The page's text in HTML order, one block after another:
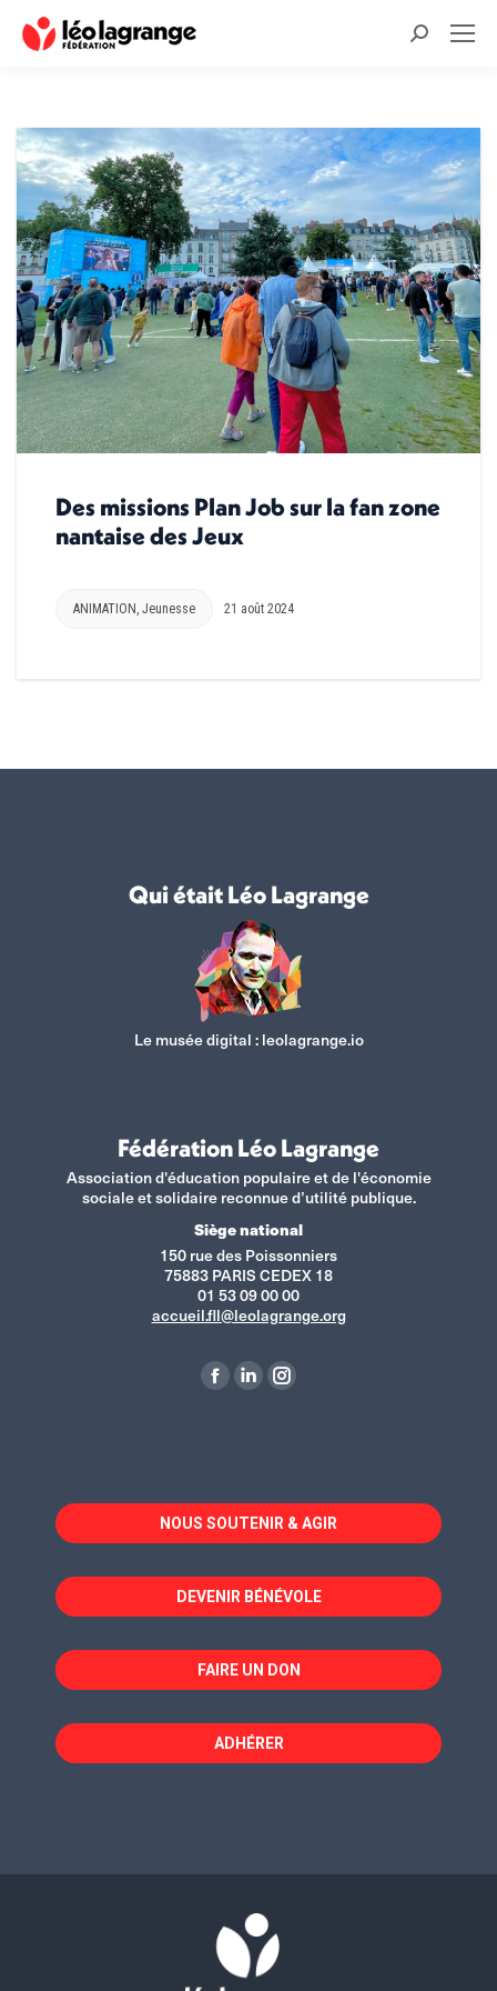
Recherche
Des missions Plan Job sur la fan zone
nantaise des Jeux
ANIMATION, Jeunesse 21 août 2024
Qui était Léo Lagrange
Le musée digital : leolagrange.io
Fédération Léo Lagrange
Association d'éducation populaire et de l'économie
sociale et solidaire reconnue d’utilité publique.
Siège national
150 rue des Poissonniers
75883 PARIS CEDEX 18
01 53 09 00 00
accueil.fll@leolagrange.org
La
dans
une
fenêtre
La
dans
une
fenêtre
La
dans
une
fenêtre
NOUS SOUTENIR & AGIR
DEVENIR BÉNÉVOLE
FAIRE UN DON
ADHÉRER